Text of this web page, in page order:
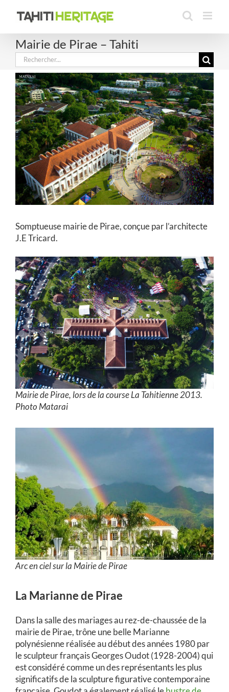
Mairie de Pirae – Tahiti
Rechercher:
Somptueuse mairie de Pirae, conçue par l’architecte
J.E Tricard.
Mairie de Pirae, lors de la course La Tahitienne 2013.
Photo Matarai
Arc en ciel sur la Mairie de Pirae
La Marianne de Pirae
Dans la salle des mariages au rez-de-chaussée de la
mairie de Pirae, trône une belle Marianne
polynésienne réalisée au début des années 1980 par
le sculpteur français Georges Oudot (1928-2004) qui
est considéré comme un des représentants les plus
significatifs de la sculpture figurative contemporaine